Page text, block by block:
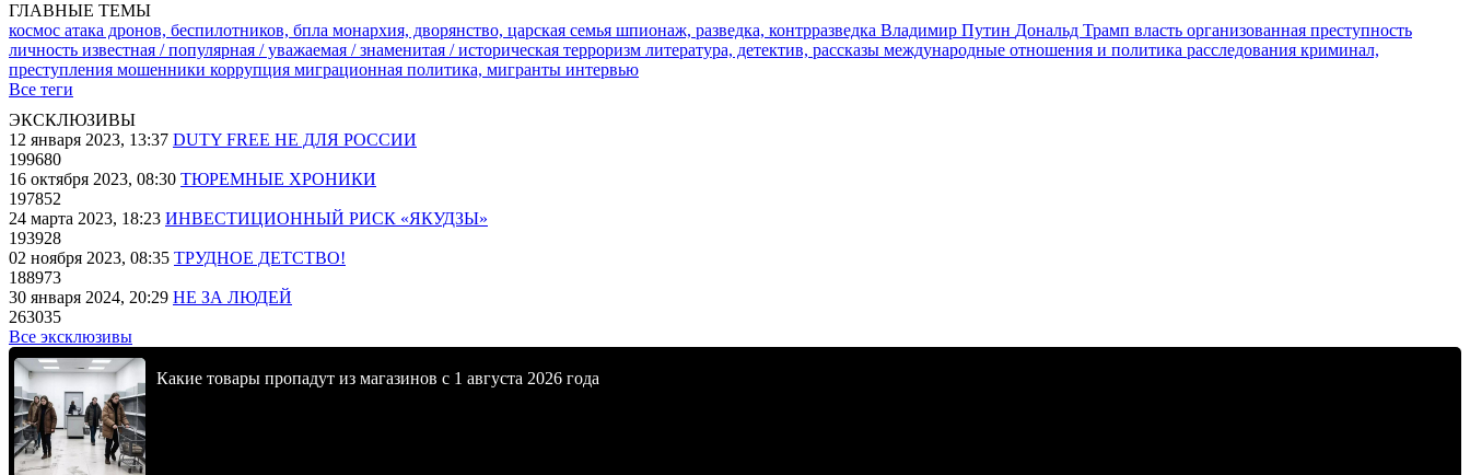
ГЛАВНЫЕ ТЕМЫ
космос атака дронов, беспилотников, бпла монархия, дворянство, царская семья шпионаж, разведка, контрразведка Владимир Путин Дональд Трамп власть организованная преступность
личность известная / популярная / уважаемая / знаменитая / историческая терроризм литература, детектив, рассказы международные отношения и политика расследования криминал,
преступления мошенники коррупция миграционная политика, мигранты интервью
Все теги
ЭКСКЛЮЗИВЫ
12 января 2023, 13:37 DUTY FREE НЕ ДЛЯ РОССИИ
199680
16 октября 2023, 08:30 ТЮРЕМНЫЕ ХРОНИКИ
197852
24 марта 2023, 18:23 ИНВЕСТИЦИОННЫЙ РИСК «ЯКУДЗЫ»
193928
02 ноября 2023, 08:35 ТРУДНОЕ ДЕТСТВО!
188973
30 января 2024, 20:29 НЕ ЗА ЛЮДЕЙ
263035
Все эксклюзивы
Какие товары пропадут из магазинов с 1 августа 2026 года